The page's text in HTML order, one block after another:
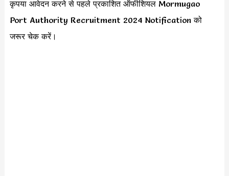
कृपया आवेदन करने से पहले प्रकाशित ऑफीशियल Mormugao
Port Authority Recruitment 2024 Notification को
जरूर चेक करें।